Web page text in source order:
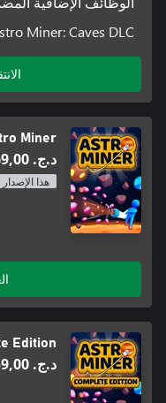
الوظائف الإضافية
Miner: Caves DLC
Miner
د.ج.‏ 669,00+
هذا الإصدار
Edition
د.ج.‏ 759,00+